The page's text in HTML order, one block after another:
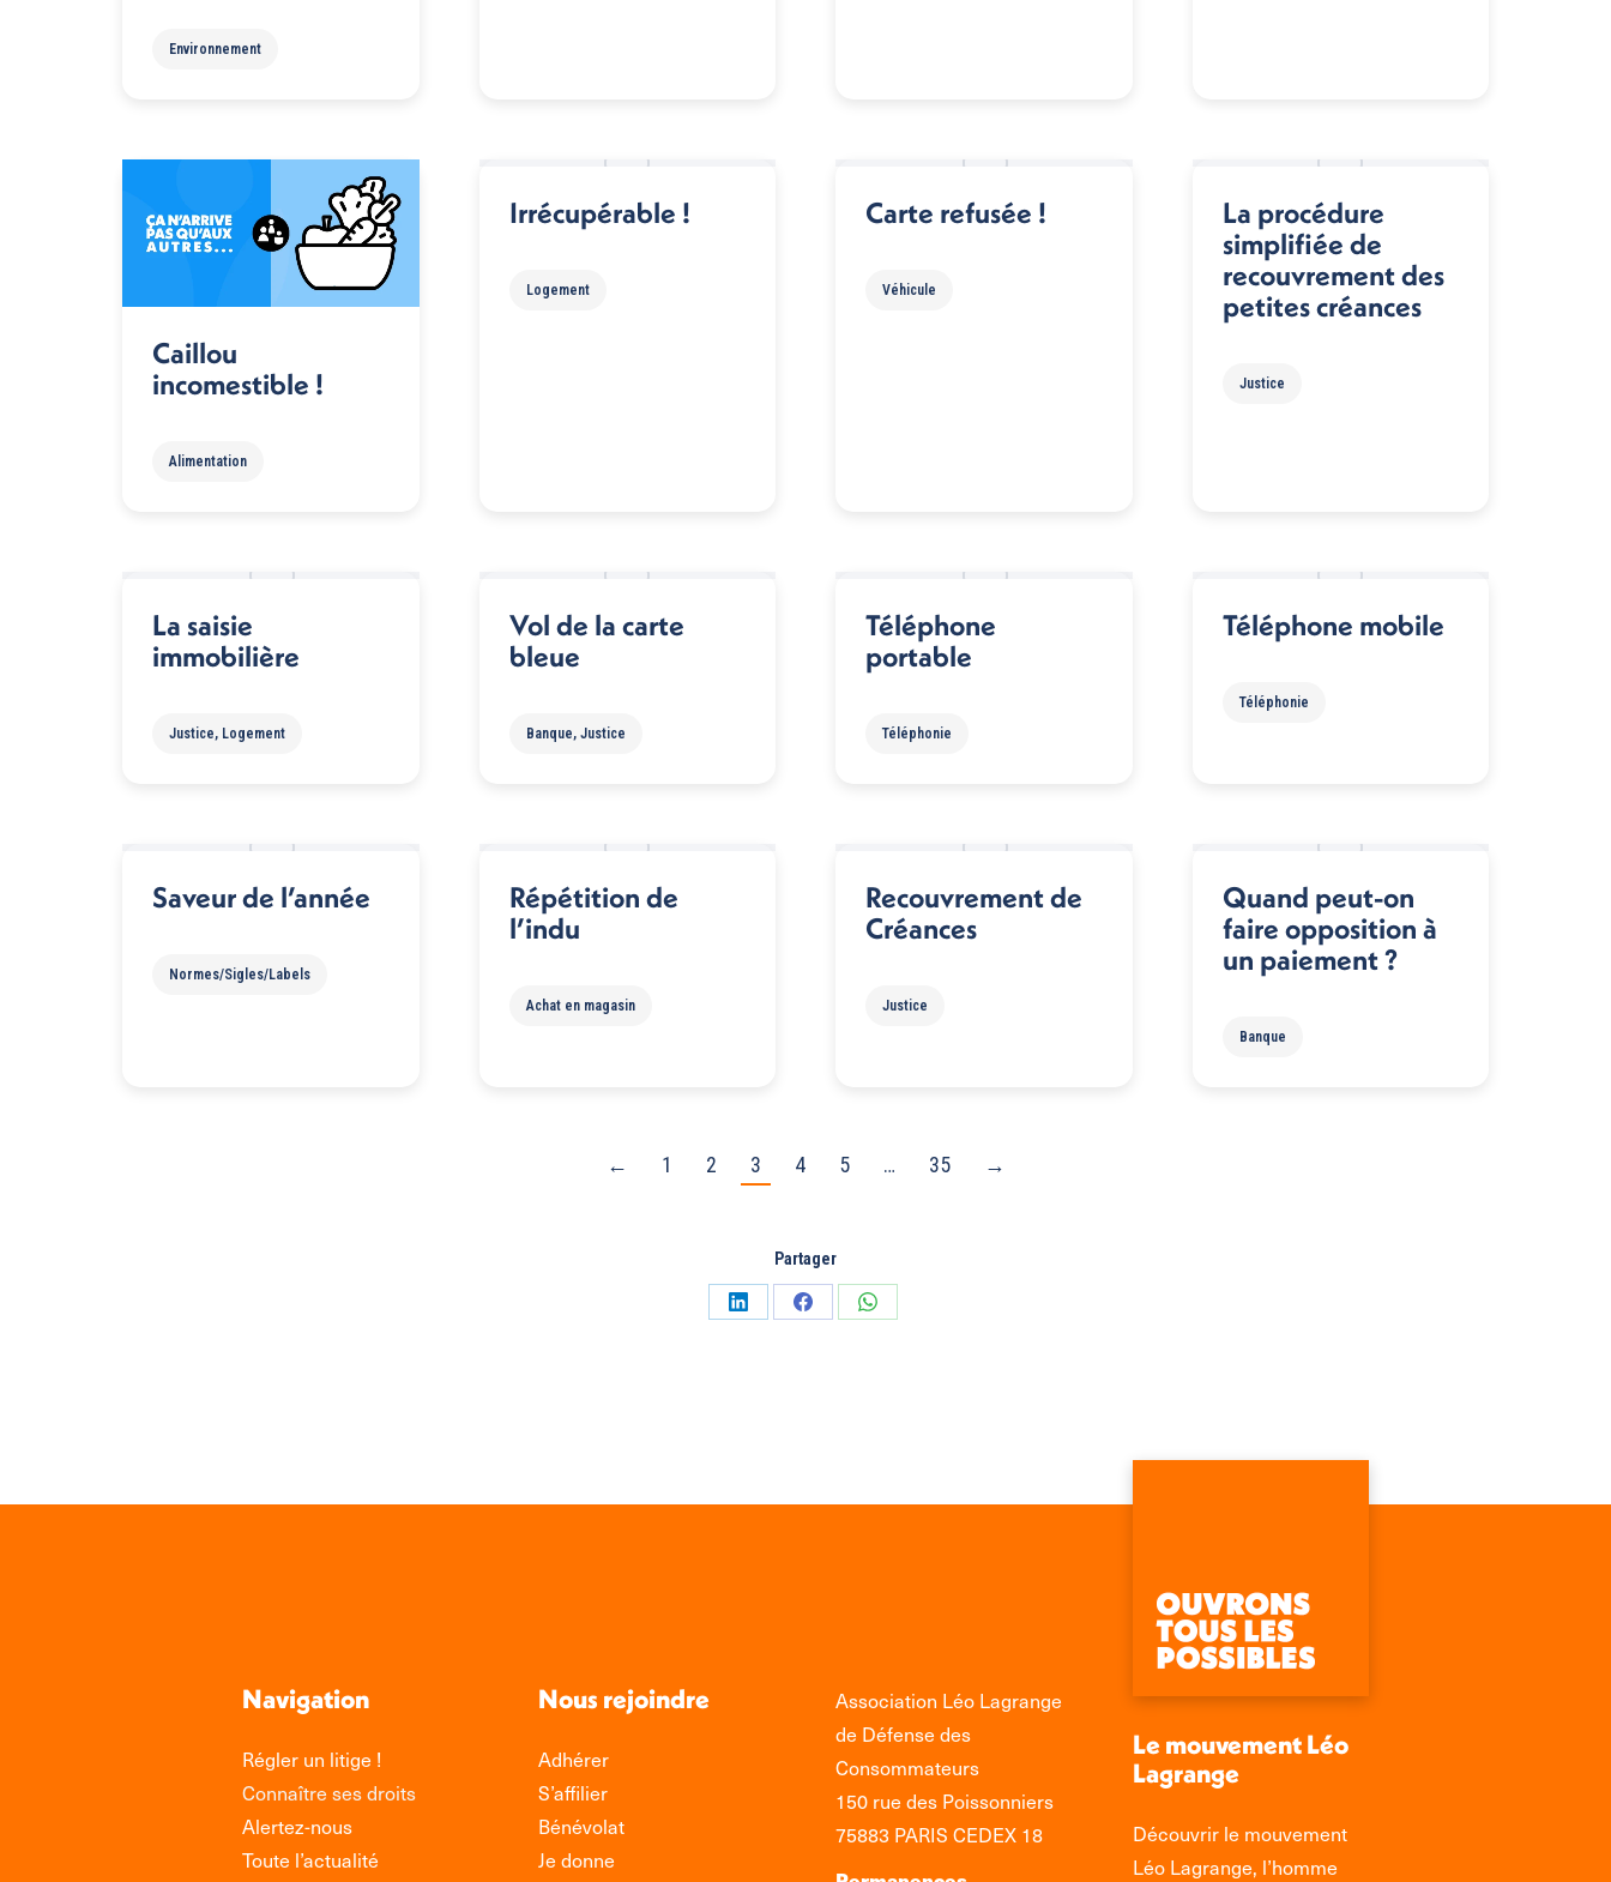
Environnement
Caillou
incomestible !
Alimentation
Irrécupérable !
Logement
Carte refusée !
Véhicule
La procédure
simplifiée de
recouvrement des
petites créances
Justice
La saisie
immobilière
Justice, Logement
Vol de la carte
bleue
Banque, Justice
Téléphone
portable
Téléphonie
Téléphone mobile
Téléphonie
Saveur de l’année
Normes/Sigles/Labels
Répétition de
l’indu
Achat en magasin
Recouvrement de
Créances
Justice
Quand peut-on
faire opposition à
un paiement ?
Banque
← 1 2 3 4 5 … 35 →
Partager
PartagerPartagerPartager
Navigation
Régler un litige !
Connaître ses droits
Alertez-nous
Toute l’actualité
Nous rejoindre
Adhérer
S’affilier
Bénévolat
Je donne
Association Léo Lagrange
de Défense des
Consommateurs
150 rue des Poissonniers
75883 PARIS CEDEX 18
Le mouvement Léo
Lagrange
Découvrir le mouvement
Léo Lagrange, l’homme